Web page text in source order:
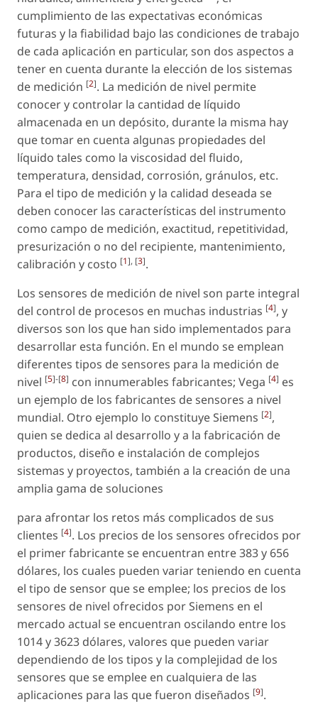
cumplimiento de las expectativas económicas
futuras y la fiabilidad bajo las condiciones de trabajo
de cada aplicación en particular, son dos aspectos a
tener en cuenta durante la elección de los sistemas
de medición [2]. La medición de nivel permite
conocer y controlar la cantidad de líquido
almacenada en un depósito, durante la misma hay
que tomar en cuenta algunas propiedades del
líquido tales como la viscosidad del fluido,
temperatura, densidad, corrosión, gránulos, etc.
Para el tipo de medición y la calidad deseada se
deben conocer las características del instrumento
como campo de medición, exactitud, repetitividad,
presurización o no del recipiente, mantenimiento,
calibración y costo [1], [3].
Los sensores de medición de nivel son parte integral
del control de procesos en muchas industrias [4], y
diversos son los que han sido implementados para
desarrollar esta función. En el mundo se emplean
diferentes tipos de sensores para la medición de
nivel [5]-[8] con innumerables fabricantes; Vega [4] es
un ejemplo de los fabricantes de sensores a nivel
mundial. Otro ejemplo lo constituye Siemens [2],
quien se dedica al desarrollo y a la fabricación de
productos, diseño e instalación de complejos
sistemas y proyectos, también a la creación de una
amplia gama de soluciones
para afrontar los retos más complicados de sus
clientes [4]. Los precios de los sensores ofrecidos por
el primer fabricante se encuentran entre 383 y 656
dólares, los cuales pueden variar teniendo en cuenta
el tipo de sensor que se emplee; los precios de los
sensores de nivel ofrecidos por Siemens en el
mercado actual se encuentran oscilando entre los
1014 y 3623 dólares, valores que pueden variar
dependiendo de los tipos y la complejidad de los
sensores que se emplee en cualquiera de las
aplicaciones para las que fueron diseñados [9].